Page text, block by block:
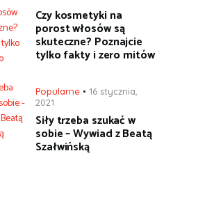
Czy kosmetyki na
porost włosów są
skuteczne? Poznajcie
tylko fakty i zero mitów
Popularne
16 stycznia,
2021
Siły trzeba szukać w
sobie – Wywiad z Beatą
Szałwińską